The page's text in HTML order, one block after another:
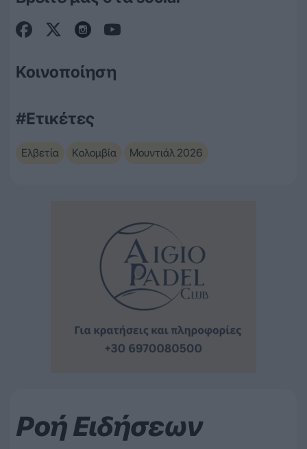
Κοινοποίηση
#Ετικέτες
Ελβετία Κολομβία Μουντιάλ 2026
Ροή Ειδήσεων